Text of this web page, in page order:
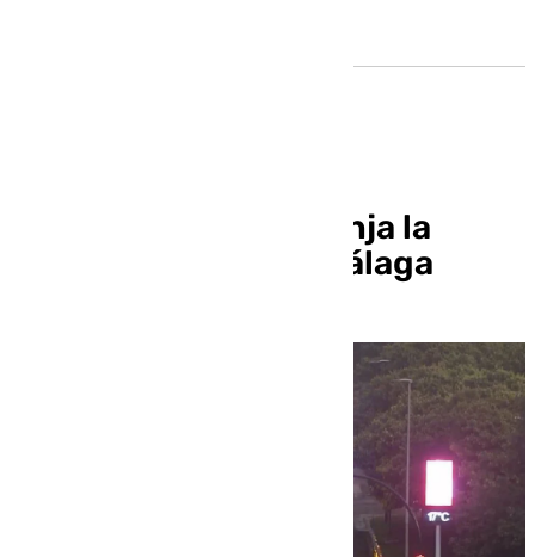
La Aemet baja a naranja la
alerta por lluvia en Málaga